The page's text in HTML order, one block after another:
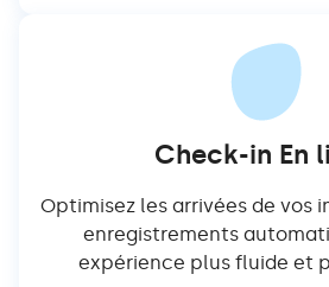
Check-in En
Optimisez les arrivées de vos
enregistrements
expérience plus fluide et